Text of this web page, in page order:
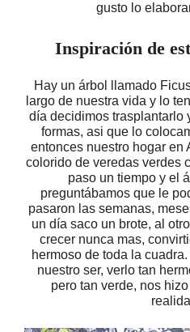
gusto lo
Inspiración de
Hay un árbol llamado
largo de nuestra vida y lo
día decidimos trasplantarlo
formas, asi que lo
entonces nuestro hogar en
colorido de veredas verdes
paso un tiempo y el
preguntábamos que le
pasaron las semanas,
un día saco un brote, al
crecer nunca mas,
hermoso de toda la
nuestro ser, verlo tan
pero tan verde, nos